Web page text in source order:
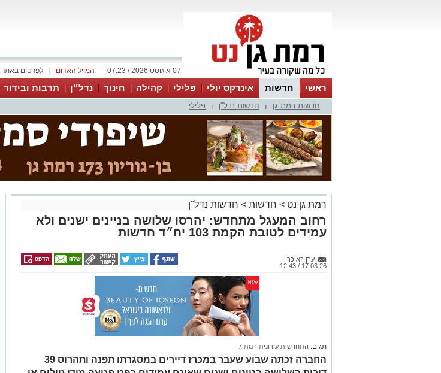
לפרסום באתר המייל האדום 07 אוגוסט 2026 / 07:23
ראשי חדשות אינדקס יולי פלילי קהילה חינוך נדל״ן תרבות ובידור
ווטסאפ
חדשות רמת גן חדשות נדל"ן פלילי
רמת גן נט > חדשות > חדשות נדל"ן
רחוב המעגל מתחדש: יהרסו שלושה בניינים ישנים ולא
עמידים לטובת הקמת 103 יח״ד חדשות
ערן ראוכר
17.03.26 / 12:43
תגים: התחדשות עירונית רמת גן
החברה זכתה שבוע שעבר במכרז דיירים במסגרתו תפנה ותהרוס 39